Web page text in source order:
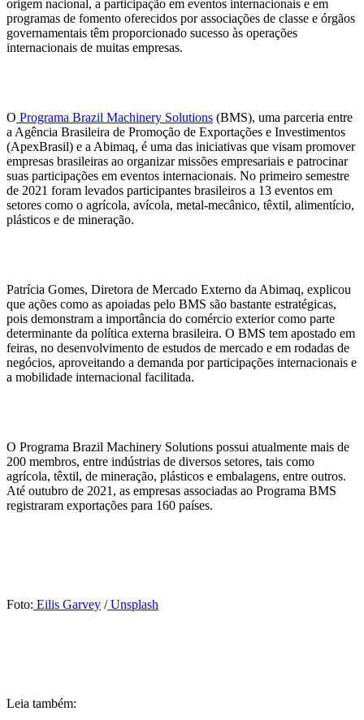
origem nacional, a participação em eventos internacionais e em
programas de fomento oferecidos por associações de classe e órgãos
governamentais têm proporcionado sucesso às operações
internacionais de muitas empresas.
O Programa Brazil Machinery Solutions (BMS), uma parceria entre
a Agência Brasileira de Promoção de Exportações e Investimentos
(ApexBrasil) e a Abimaq, é uma das iniciativas que visam promover
empresas brasileiras ao organizar missões empresariais e patrocinar
suas participações em eventos internacionais. No primeiro semestre
de 2021 foram levados participantes brasileiros a 13 eventos em
setores como o agrícola, avícola, metal-mecânico, têxtil, alimentício,
plásticos e de mineração.
Patrícia Gomes, Diretora de Mercado Externo da Abimaq, explicou
que ações como as apoiadas pelo BMS são bastante estratégicas,
pois demonstram a importância do comércio exterior como parte
determinante da política externa brasileira. O BMS tem apostado em
feiras, no desenvolvimento de estudos de mercado e em rodadas de
negócios, aproveitando a demanda por participações internacionais e
a mobilidade internacional facilitada.
O Programa Brazil Machinery Solutions possui atualmente mais de
200 membros, entre indústrias de diversos setores, tais como
agrícola, têxtil, de mineração, plásticos e embalagens, entre outros.
Até outubro de 2021, as empresas associadas ao Programa BMS
registraram exportações para 160 países.
Foto: Eilis Garvey /Unsplash
Leia também: